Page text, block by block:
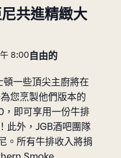
共進精緻大
8:00自由的
一些頂尖主廚將在
您烹製他們版本的
，即可享用一份牛排
此外，JGB酒吧團隊
。所有牛排收入將捐